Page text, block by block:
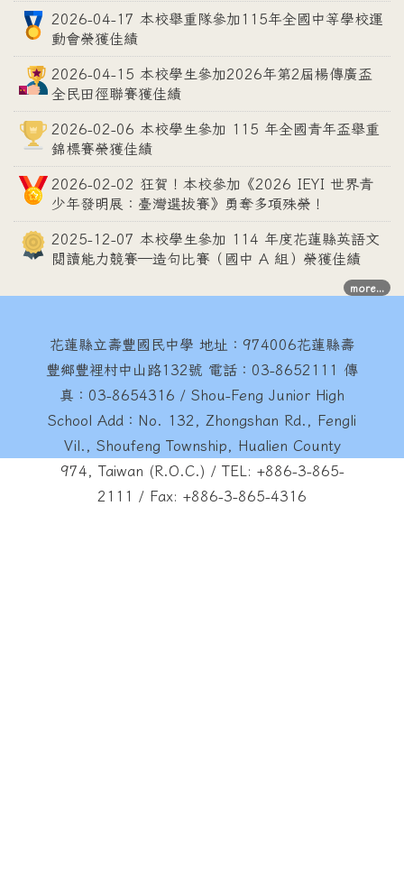
2026-04-17 本校舉重隊參加115年全國中等學校運
動會榮獲佳績
2026-04-15 本校學生參加2026年第2屆楊傳廣盃
全民田徑聯賽獲佳績
2026-02-06 本校學生參加 115 年全國青年盃舉重
錦標賽榮獲佳績
2026-02-02 狂賀！本校參加《2026 IEYI 世界青
少年發明展：臺灣選拔賽》勇奪多項殊榮！
2025-12-07 本校學生參加 114 年度花蓮縣英語文
閱讀能力競賽—造句比賽（國中 A 組）榮獲佳績
more...
花蓮縣立壽豐國民中學 地址：974006花蓮縣壽
豐鄉豐裡村中山路132號 電話：03-8652111 傳
真：03-8654316 / Shou-Feng Junior High
School Add：No. 132, Zhongshan Rd., Fengli
Vil., Shoufeng Township, Hualien County
974, Taiwan (R.O.C.) / TEL: +886-3-865-
2111 / Fax: +886-3-865-4316